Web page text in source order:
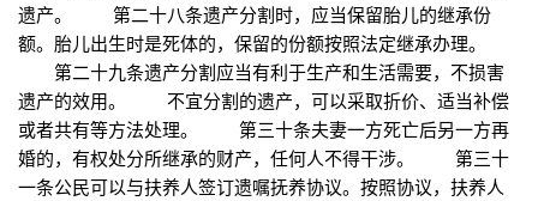
遗产。 第二十八条遗产分割时，应当保留胎儿的继承份
额。胎儿出生时是死体的，保留的份额按照法定继承办理。
第二十九条遗产分割应当有利于生产和生活需要，不损害
遗产的效用。 不宜分割的遗产，可以采取折价、适当补偿
或者共有等方法处理。 第三十条夫妻一方死亡后另一方再
婚的，有权处分所继承的财产，任何人不得干涉。 第三十
一条公民可以与扶养人签订遗嘱抚养协议。按照协议，扶养人